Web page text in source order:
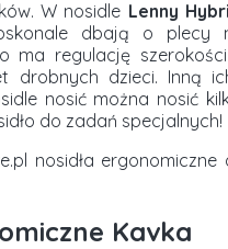
W nosidle Lenny
dbają o plecy
ma regulację
drobnych dzieci. Inną
nosić można nosić
do zadań specjalnych!
nosidła
Kavka